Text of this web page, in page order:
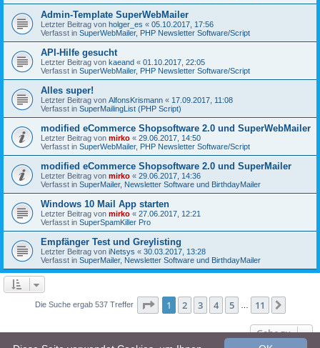
Admin-Template SuperWebMailer
Letzter Beitrag von holger_es « 05.10.2017, 17:56
Verfasst in SuperWebMailer, PHP Newsletter Software/Script
API-Hilfe gesucht
Letzter Beitrag von kaeand « 01.10.2017, 22:05
Verfasst in SuperWebMailer, PHP Newsletter Software/Script
Alles super!
Letzter Beitrag von AlfonsKrismann « 17.09.2017, 11:08
Verfasst in SuperMailingList (PHP Script)
modified eCommerce Shopsoftware 2.0 und SuperWebMailer
Letzter Beitrag von mirko « 29.06.2017, 14:50
Verfasst in SuperWebMailer, PHP Newsletter Software/Script
modified eCommerce Shopsoftware 2.0 und SuperMailer
Letzter Beitrag von mirko « 29.06.2017, 14:36
Verfasst in SuperMailer, Newsletter Software und BirthdayMailer
Windows 10 Mail App starten
Letzter Beitrag von mirko « 27.06.2017, 12:21
Verfasst in SuperSpamKiller Pro
Empfänger Test und Greylisting
Letzter Beitrag von iNetsys « 30.03.2017, 13:28
Verfasst in SuperMailer, Newsletter Software und BirthdayMailer
Die Suche ergab 537 Treffer Seite 1von 11
1 2 3 4 5 11
Gehe zu